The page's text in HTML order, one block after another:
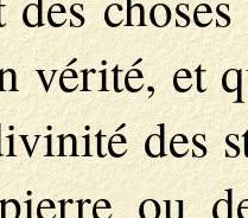
vérité, et
des
ou